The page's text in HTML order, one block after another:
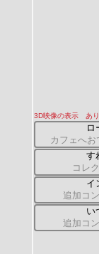
3D映像の表示 あり
ロ
カフェへ
す
コレ
イ
追加コ
い
追加コ